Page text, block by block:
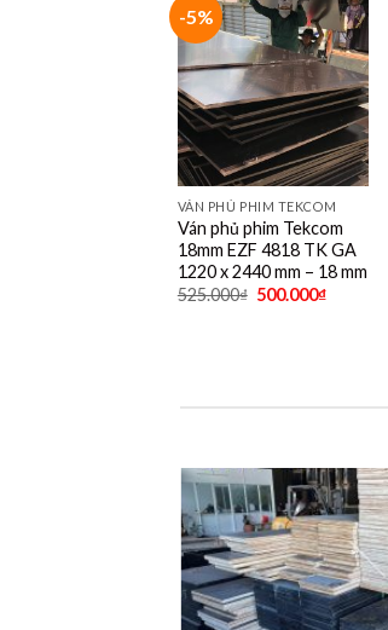
-5%
VÁN PHỦ PHIM TEKCOM
Ván phủ phim Tekcom
18mm EZF 4818 TK GA
1220 x 2440 mm – 18 mm
525.000₫ 500.000₫